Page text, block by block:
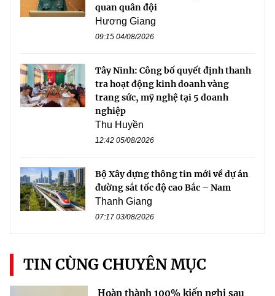
quan quân đội
Hương Giang
09:15 04/08/2026
Tây Ninh: Công bố quyết định thanh
tra hoạt động kinh doanh vàng
trang sức, mỹ nghệ tại 5 doanh
nghiệp
Thu Huyền
12:42 05/08/2026
Bộ Xây dựng thông tin mới về dự án
đường sắt tốc độ cao Bắc – Nam
Thanh Giang
07:17 03/08/2026
TIN CÙNG CHUYÊN MỤC
Hoàn thành 100% kiến nghị sau